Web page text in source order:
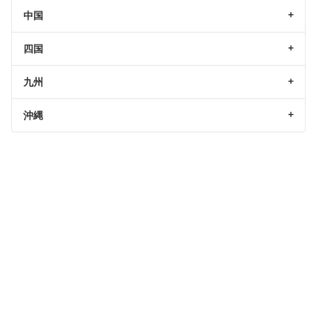
中国
四国
九州
沖縄